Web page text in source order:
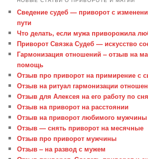
Сведение судеб — приворот с
пути
Что делать, если мужа приворожила
Приворот Связка Судеб — искусство
Гармонизация отношений – отзыв на
помощь
Отзыв про приворот на примирение с
Отзыв на ритуал гармонизации
Отзыв для Алексея на его работу по
Отзыв на приворот на расстоянии
Отзыв на приворот любимого мужчины
Отзыв — снять приворот на месячные
Отзыв про приворот мужчины
Отзыв – на развод с мужем